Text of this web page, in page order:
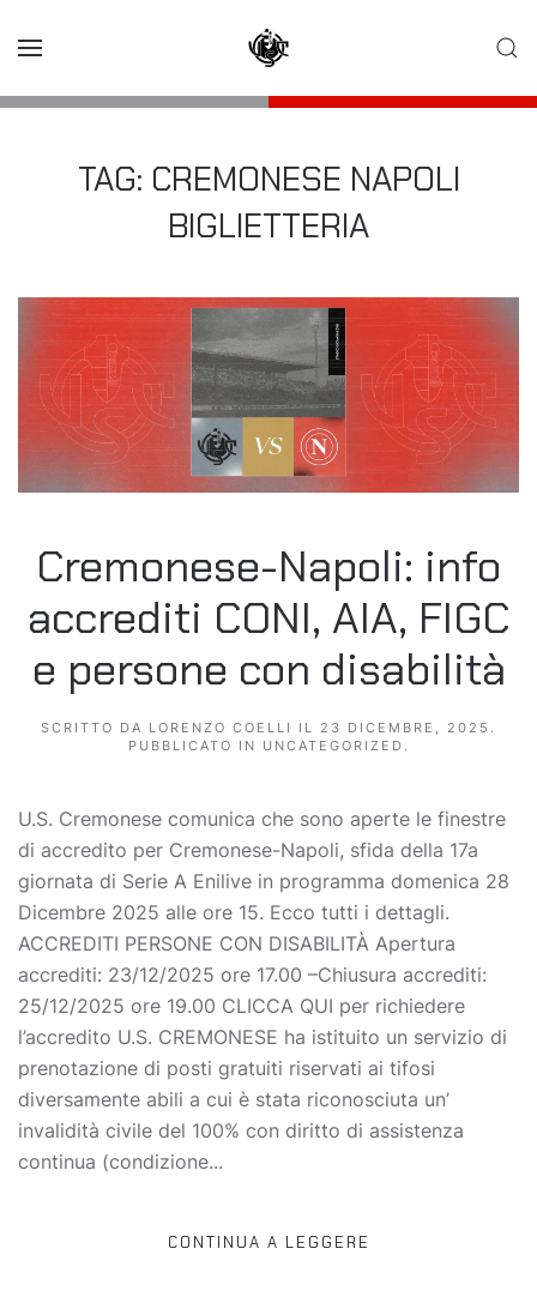
TAG: CREMONESE NAPOLI
BIGLIETTERIA
Cremonese-Napoli: info
accrediti CONI, AIA, FIGC
e persone con disabilità
SCRITTO DA LORENZO COELLI IL 23 DICEMBRE, 2025 .
PUBBLICATO IN UNCATEGORIZED .
U.S. Cremonese comunica che sono aperte le finestre
di accredito per Cremonese-Napoli, sfida della 17a
giornata di Serie A Enilive in programma domenica 28
Dicembre 2025 alle ore 15. Ecco tutti i dettagli.
ACCREDITI PERSONE CON DISABILITÀ Apertura
accrediti: 23/12/2025 ore 17.00 –Chiusura accrediti:
25/12/2025 ore 19.00 CLICCA QUI per richiedere
l’accredito U.S. CREMONESE ha istituito un servizio di
prenotazione di posti gratuiti riservati ai tifosi
diversamente abili a cui è stata riconosciuta un’
invalidità civile del 100% con diritto di assistenza
continua (condizione...
CONTINUA A LEGGERE